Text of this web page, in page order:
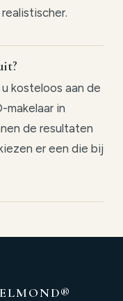
kosteloos aan de
in
de resultaten
er een die bij